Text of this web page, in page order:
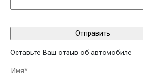
Оставьте Ваш отзыв об автомобиле